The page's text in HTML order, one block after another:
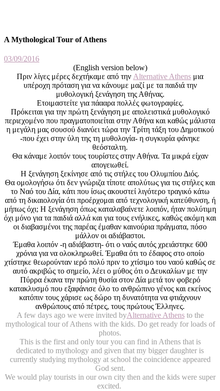
A Mythological Tour of Athens
03/09/2016
(English version below)
Πριν λίγες μέρες δεχτήκαμε από την Alternative Athens μια
υπέροχη πρόταση για να κάνουμε μαζί με τα παιδιά την
μυθολογική ξενάγηση της Αθήνας.
Ετοιμαστείτε για πάααρα πολλές φωτογραφίες.
Πρόκειται για την πρώτη ξενάγηση με απολειστικά μυθολογικό
περιεχομένο που πραγματοποιείται στην Αθήνα και καθώς μάλιστα
η μεγάλη μας σουσού διανύει τώρα την Τρίτη τάξη του Δημοτικού
-που έχει στην ύλη της τη μυθολογία- η συγκυρία φάνηκε
θεόσταλτη.
Θα κάναμε λοιπόν τους τουρίστες στην Αθήνα. Τα μικρά είχαν
απογειωθεί.
Η ξενάγηση ξεκίνησε από τις στήλες του Ολυμπίου Διός.
Θα ομολογήσω ότι δεν γνώριζα τίποτε απολύτως για τις στήλες και
το Ναό του Δία, κάτι που ίσως ακουστεί λιγότερο τραγικό κάτω
από τη δικαιολογία ότι προέρχομαι από τεχνολογική κατεύθυνση, ή
μήπως όχι; Η ξενάγηση όπως καταλαβαίνετε λοιπόν, ήταν πολύτιμη
όχι μόνο για τα παιδιά αλλά και για τους ενήλικες, καθώς ακόμη και
οι διαβασμένοι της παρέας έμαθαν καινούρια πράγματα, πόσο
μάλλον οι αδιάβαστοι.
Έμαθα λοιπόν -η αδιάβαστη- ότι ο ναός αυτός χρειάστηκε 600
χρόνια για να ολοκληρωθεί. Έμαθα ότι το έδαφος στο οποίο
χτίστηκε θεωρούνταν ιερό πολύ πριν το χτίσιμο του ναού καθώς σε
αυτό ακριβώς το σημείο, λέει ο μύθος ότι ο Δευκαλίων με την
Πύρρα έκανα την πρώτη θυσία στον Δία μετά τον φοβερό
κατακλυσμό που εξαφάνισε όλο το ανθρώπινο γένος και εκείνος
κατόπιν τους χάρισε ως δώρο τη δυνατότητα να φτιάχνουν
ανθρώπους από πέτρες, τους πρώτους Έλληνες.
Α few days ago we were invited byAlternative Athensto the
mythological tour of Athens with the kids. Do get ready for loads of
photos.
This is the first and only tour you can find in Athens that is
dedicated to mythology and given that my bigger daughter is
currently studying mythology at school the coincidence appeared
God sent.
We would play tourists in our own city then and the kids were super
excited.